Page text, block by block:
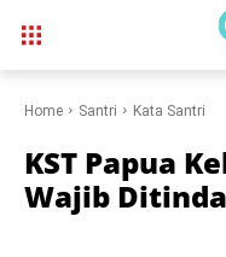
Home Santri Kata Santri
KST Papua
Wajib